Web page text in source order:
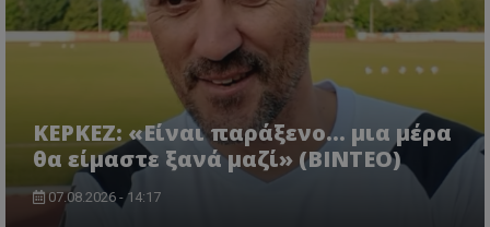
ΚΕΡΚΕΖ: «Είναι παράξενο… μια μέρα
θα είμαστε ξανά μαζί» (BINTEO)
07.08.2026 - 14:17